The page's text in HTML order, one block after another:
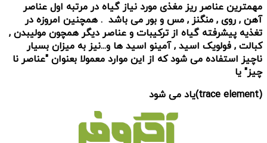
مهمترین عناصر ریز مغذی مورد نیاز گیاه در مرتبه اول عناصر
آهن , روی , منگنز , مس و بور می باشد . همچنین امروزه در
تغذیه پیشرفته گیاه از ترکیبات و عناصر دیگر همچون مولیبدن ,
کبالت , فولویک اسید , آمینو اسید ها و...نیز به میزان بسیار
ناچیز استفاده می شود که از این موارد معمولا بعنوان "عناصر نا
چیز" یا
(trace element)یاد می شود